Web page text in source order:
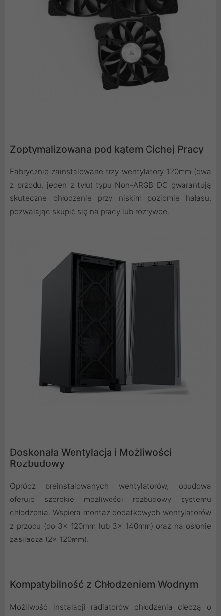
Zoptymalizowana pod kątem Cichej Pracy
Fabrycznie zainstalowane trzy wentylatory 120mm (dwa
z przodu, jeden z tyłu) typu Non-ARGB DC gwarantują
skuteczne chłodzenie przy niskim poziomie hałasu,
pozwalając skupić się na pracy lub rozrywce.
Doskonała Wentylacja i Możliwości
Rozbudowy
Oprócz preinstalowanych wentylatorów, obudowa
oferuje szerokie możliwości rozbudowy systemu
chłodzenia. Wspiera montaż dodatkowych wentylatorów
z przodu (do 3x 120mm lub 3x 140mm) oraz na osłonie
zasilacza (2x 120mm).
Kompatybilność z Chłodzeniem Wodnym
Możliwość instalacji radiatorów chłodzenia cieczą o